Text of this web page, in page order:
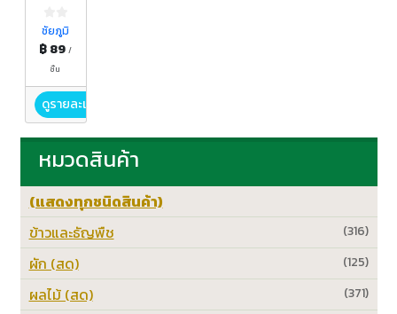
ชัยภูมิ
฿ 89/
ชิ้น
ดูรายละเอียด
หมวดสินค้า
(แสดงทุกชนิดสินค้า)
(316)
ข้าวและธัญพืช
(125)
ผัก (สด)
(371)
ผลไม้ (สด)